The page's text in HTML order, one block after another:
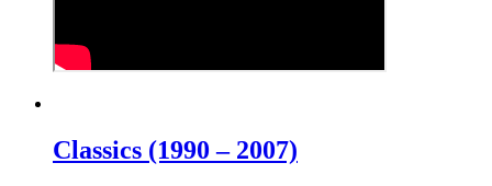
Classics (1990 – 2007)